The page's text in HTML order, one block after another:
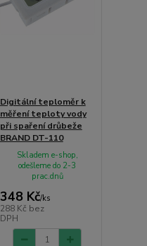
Digitální teploměr k
měření teploty vody
při spaření drůbeže
BRAND DT-110
348 Kč/ks
288 Kč bez
DPH
Skladem e-shop,
odešleme do 2-3
prac.dnů